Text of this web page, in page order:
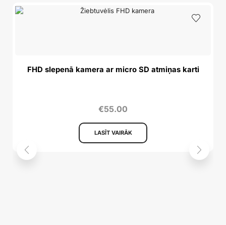
FHD slepenā kamera ar micro SD atmiņas karti
€55.00
LASĪT VAIRĀK